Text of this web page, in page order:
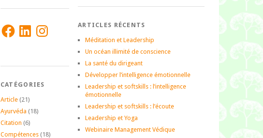
FacebookLinkedInInstagram
CATÉGORIES
Article(21)
Ayurvéda (18)
Citation (6)
Compétences(18)
ARTICLES RÉCENTS
Méditation et Leadership
Un océan illimité de conscience
La santé du dirigeant
Développer l’intelligence émotionnelle
Leadership et softskills : l’intelligence
émotionnelle
Leadership et softskills : l’écoute
Leadership et Yoga
Webinaire Management Védique